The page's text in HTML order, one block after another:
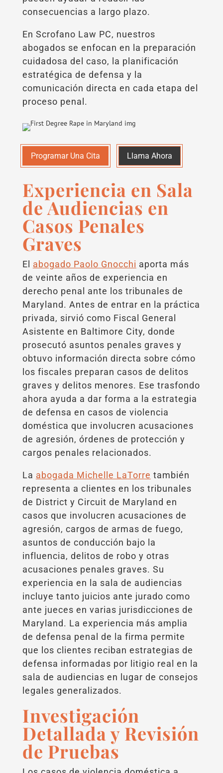
consecuencias a largo plazo.
En Scrofano Law PC, nuestros
abogados se enfocan en la preparación
cuidadosa del caso, la planificación
estratégica de defensa y la
comunicación directa en cada etapa del
proceso penal.
Programar Una Cita Llama Ahora
Experiencia en Sala
de Audiencias en
Casos Penales
Graves
El abogado Paolo Gnocchi aporta más
de veinte años de experiencia en
derecho penal ante los tribunales de
Maryland. Antes de entrar en la práctica
privada, sirvió como Fiscal General
Asistente en Baltimore City, donde
prosecutó asuntos penales graves y
obtuvo información directa sobre cómo
los fiscales preparan casos de delitos
graves y delitos menores. Ese trasfondo
ahora ayuda a dar forma a la estrategia
de defensa en casos de violencia
doméstica que involucren acusaciones
de agresión, órdenes de protección y
cargos penales relacionados.
La abogada Michelle LaTorre también
representa a clientes en los tribunales
de District y Circuit de Maryland en
casos que involucren acusaciones de
agresión, cargos de armas de fuego,
asuntos de conducción bajo la
influencia, delitos de robo y otras
acusaciones penales graves. Su
experiencia en la sala de audiencias
incluye tanto juicios ante jurado como
ante jueces en varias jurisdicciones de
Maryland. La experiencia más amplia
de defensa penal de la firma permite
que los clientes reciban estrategias de
defensa informadas por litigio real en la
sala de audiencias en lugar de consejos
legales generalizados.
Investigación
Detallada y Revisión
de Pruebas